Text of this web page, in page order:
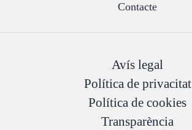
Contacte
Avís legal
Política de privacitat
Política de cookies
Transparència